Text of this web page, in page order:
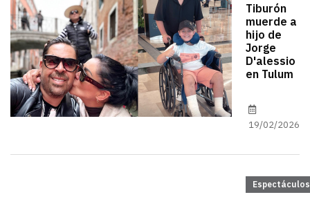
Tiburón
muerde a
hijo de
Jorge
D'alessio
en Tulum
19/02/2026
Espectáculos